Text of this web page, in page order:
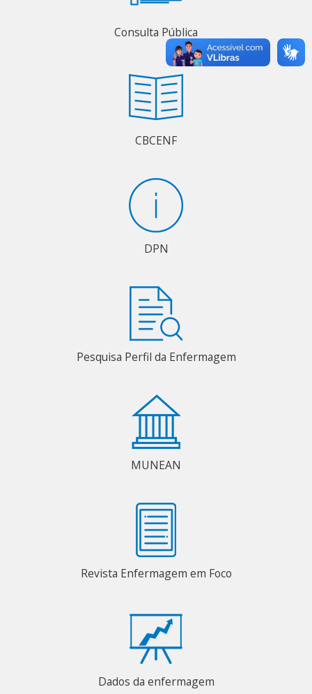
Consulta Pública
CBCENF
DPN
Pesquisa Perfil da Enfermagem
MUNEAN
Revista Enfermagem em Foco
Dados da enfermagem